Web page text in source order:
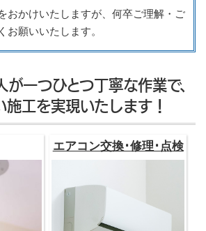
おかけいたしますが、何卒ご理解・ご
お願いいたします。
一つひとつ丁寧な作業で、
工を実現いたします！
エアコン交換･修理･点検